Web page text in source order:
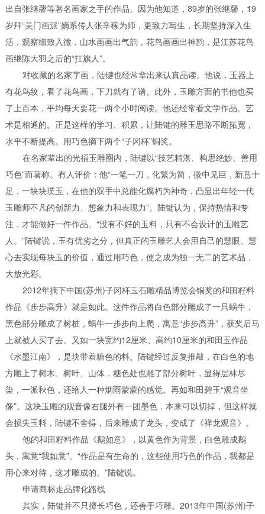
出自张继馨等著名画家之手的作品。因为他知道，89岁的张继馨，19
岁拜“吴门画派”嫡系传人张辛稼为师，更致力写生，长期坚持深入生
活，观察细致入微，山水画画出气韵，花鸟画画出神韵，是江苏花鸟
画继陈大羽之后的“扛旗人”。
对收藏的名家字画，陆键也经常拿出来认真品读。他说，玉器上
有花鸟纹，看了花鸟画，下刀就有了谱。 此外，玉雕方面的书他也买
了上百本，平均每天要花一两个小时阅读。他还经常看文学作品。 艺
术是相通的。正是这样的学习、积累，让陆键的雕玉思路不断拓宽，
水平不断提高。 用巧色摘下两个“子冈杯”铜奖。
在名家辈出的光福玉雕圈内，陆键以“技艺精湛、构思绝妙、善用
巧色”而著称。有人评价：他“一笔一刀，化繁为简，微中见巨，新意十
足，一块块璞玉，在他的双手中总能化腐朽为神奇，凸显出年轻一代
玉雕师不凡的创新力、想象力和表现力”。 陆键认为，保持热情和专
注，才能做好一件作品。“没有不好的玉料，只有不会设计的玉雕艺
人。”陆键说，玉有优劣之分，但真正的玉雕艺人会用自己的慧眼、慧
心去实现每块玉的价值，通过用巧色，使之成为独一无二的艺术品，
大放光彩。
2012年摘下中国(苏州)子冈杯玉石雕精品博览会铜奖的和田籽料
作品《步步高升》就是如此。这件作品将白色部分雕成了一只蜗牛，
黑色部分雕成了树桩，蜗牛一步步向上爬，寓意“步步高升”，获奖后马
上就被人买了去。 又如一块宽约12厘米、高约10厘米的和田玉作品
《水墨江南》，是块带着糖色的料。陆键经过反复推敲，在白色的地
方雕上了树木、树叶、山体，糖色处也雕了部分树叶，显得层林尽
染，一派秋色，还给人一种烟雨蒙蒙的感觉。 再如和田碧玉“观音坐
像”。这块玉雕的观音像右腿外有一团墨色，本来可以切掉，但这样就
会损失玉料，陆键不舍得，后来雕成了龙头，变成了《祥龙观音》。
他的和田籽料作品《鹅如意》，以黄色作为背景，白色雕成鹅
头，寓意“我如意”。 “作品是有生命的，这些使用巧色的作品，我都是
用心来对待，这才雕成的。”陆键说。
申请商标走品牌化路线
其实，陆键并不只擅长巧色，还善于巧雕。2013年中国(苏州)子